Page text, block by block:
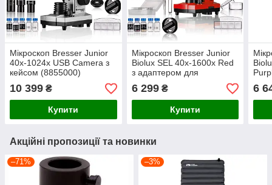
Мікроскоп Bresser Junior
40x-1024x USB Camera з
кейсом (8855000)
10 399 ₴
Купити
Мікроскоп Bresser Junior
Biolux SEL 40x-1600x Red
з адаптером для
смартфона
(8855600E8G000)
6 299₴
Купити
6
Акційні пропозиції та новинки
–71% –3%